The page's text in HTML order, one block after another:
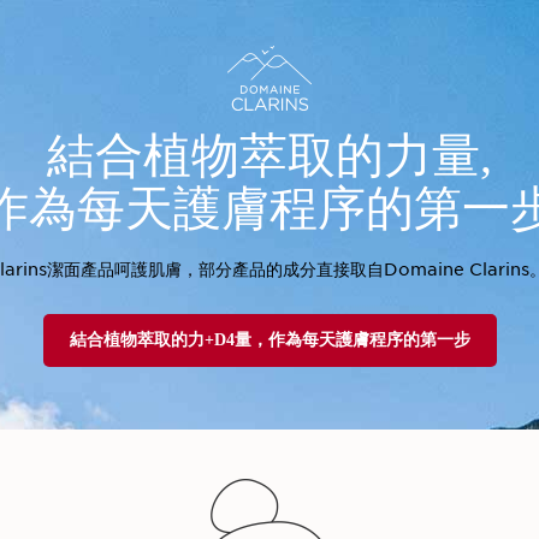
結合植物萃取的力量,
為每天護膚程序的第一
潔面產品呵護肌膚，部分產品的成分直接取自Domaine Clarins
結合植物萃取的力+D4量，作為每天護膚程序的第一步